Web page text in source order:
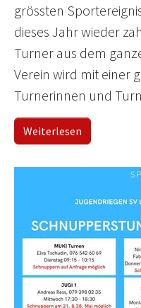
grössten
dieses Jahr wieder
Turner aus dem
Verein wird mit einer
Turnerinnen und
Weiterlesen